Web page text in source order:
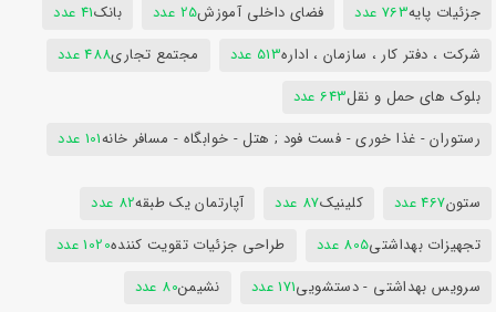
جزئیات پایه763 عدد فضای داخلی آموزش25 عدد بانک41 عدد
شرکت ، دفتر کار ، سازمان ، اداره513 عدد مجتمع تجاری488 عدد
بلوک های حمل و نقل643 عدد
رستوران - غذا خوری - فست فود ; هتل - خوابگاه - مسافر خانه101 عدد
ستون467 عدد کلینیک87 عدد آپارتمان یک طبقه82 عدد
تجهیزات بهداشتی805 عدد طراحی جزئیات تقویت کننده1020 عدد
سرویس بهداشتی - دستشویی171 عدد نشیمن80 عدد